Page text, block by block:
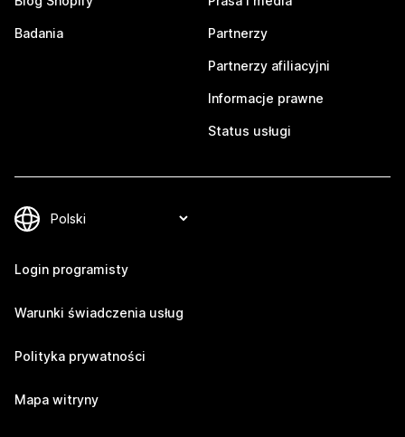
Badania Partnerzy
Partnerzy afiliacyjni
Informacje prawne
Status usługi
Login programisty
Warunki świadczenia usług
Polityka prywatności
Mapa witryny